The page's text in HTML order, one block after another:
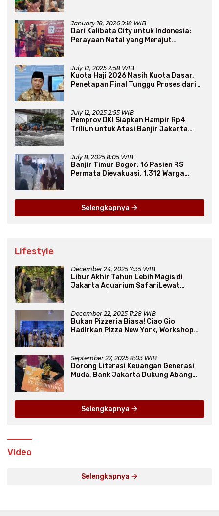
January 18, 2026 9:18 WIB
Dari Kalibata City untuk Indonesia:
Perayaan Natal yang Merajut
July 12, 2025 2:58 WIB
Kuota Haji 2026 Masih Kuota Dasar,
Penetapan Final Tunggu Proses dari
July 12, 2025 2:55 WIB
Pemprov DKI Siapkan Hampir Rp4
Triliun untuk Atasi Banjir Jakarta
July 8, 2025 8:05 WIB
Banjir Timur Bogor: 16 Pasien RS
Permata Dievakuasi, 1.312 Warga
Selengkapnya
Lifestyle
December 24, 2025 7:35 WIB
Libur Akhir Tahun Lebih Magis di
Jakarta Aquarium SafariLewat
December 22, 2025 11:28 WIB
Bukan Pizzeria Biasa! Ciao Gio
Hadirkan Pizza New York, Workshop
September 27, 2025 8:03 WIB
Dorong Literasi Keuangan Generasi
Muda, Bank Jakarta Dukung Abang
Selengkapnya
Video
Selengkapnya